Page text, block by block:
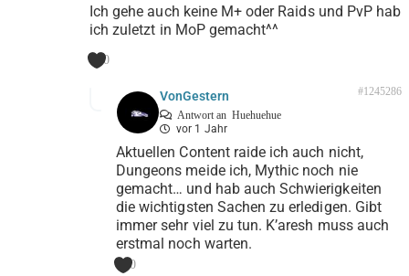
Ich gehe auch keine M+ oder Raids und PvP hab
ich zuletzt in MoP gemacht^^
0
VonGestern
Antwort an Huehuehue
vor 1 Jahr
#1245286
Aktuellen Content raide ich auch nicht,
Dungeons meide ich, Mythic noch nie
gemacht… und hab auch Schwierigkeiten
die wichtigsten Sachen zu erledigen. Gibt
immer sehr viel zu tun. K’aresh muss auch
erstmal noch warten.
0